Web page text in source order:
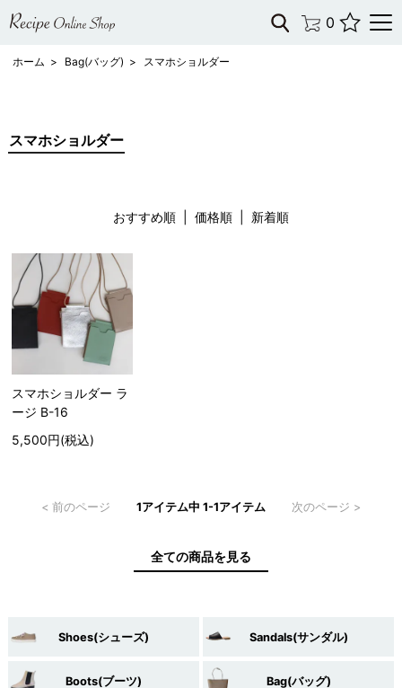
0
ホーム > Bag(バッグ) > スマホショルダー
スマホショルダー
おすすめ順| 価格順| 新着順
スマホショルダー ラ
ージ B-16
5,500円(税込)
< 前のページ 1アイテム中 1-1アイテム 次のページ >
全ての商品を見る
Shoes(シューズ) Sandals(サンダル)
Boots(ブーツ) Bag(バッグ)